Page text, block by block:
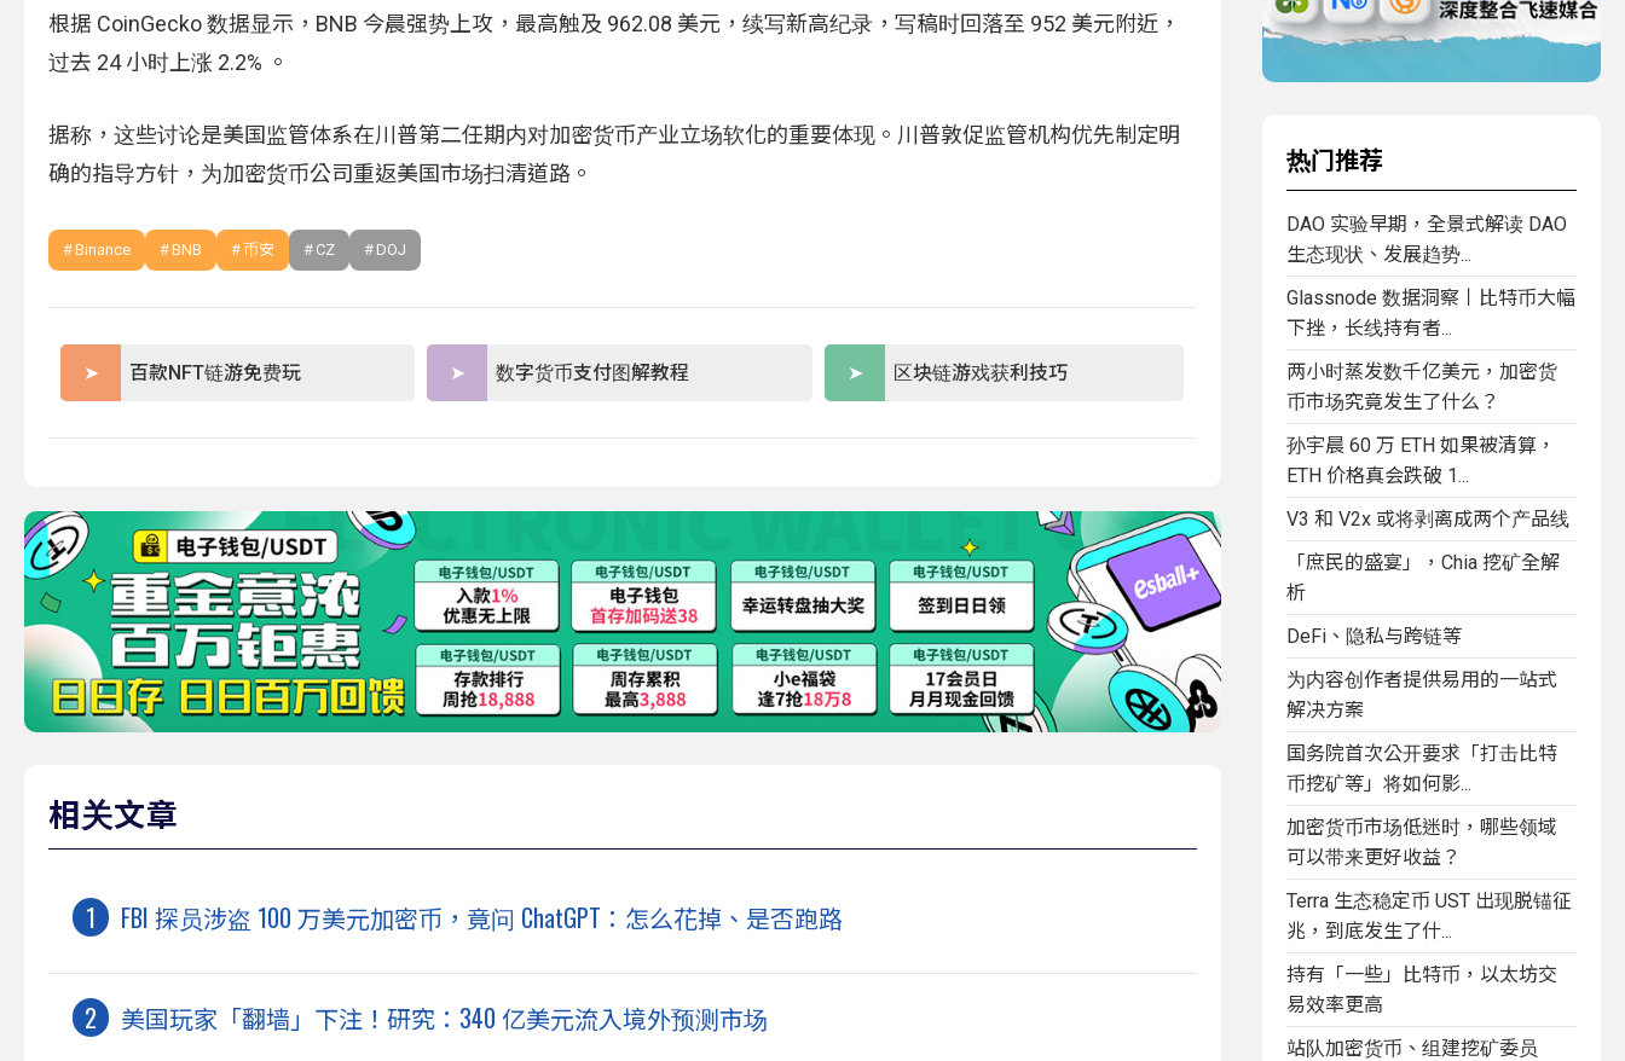
根据 CoinGecko 数据显示，BNB 今晨强势上攻，最高触及 962.08 美元，续写新高纪录，写稿时回落至 952 美元附近，
过去 24 小时上涨 2.2% 。
据称，这些讨论是美国监管体系在川普第二任期内对加密货币产业立场软化的重要体现。川普敦促监管机构优先制定明
确的指导方针，为加密货币公司重返美国市场扫清道路。
Binance BNB 币安 CZ DOJ
百款NFT链游免费玩 数字货币支付图解教程 区块链游戏获利技巧
相关文章
FBI 探员涉盗 100 万美元加密币，竟问 ChatGPT：怎么花掉、是否跑路
美国玩家「翻墙」下注！研究：340 亿美元流入境外预测市场
热门推荐
DAO 实验早期，全景式解读 DAO
生态现状、发展趋势...
Glassnode 数据洞察丨比特币大幅
下挫，长线持有者...
两小时蒸发数千亿美元，加密货
币市场究竟发生了什么？
孙宇晨 60 万 ETH 如果被清算，
ETH 价格真会跌破 1...
V3 和 V2x 或将剥离成两个产品线
「庶民的盛宴」，Chia 挖矿全解
析
DeFi、隐私与跨链等
为内容创作者提供易用的一站式
解决方案
国务院首次公开要求「打击比特
币挖矿等」将如何影...
加密货币市场低迷时，哪些领域
可以带来更好收益？
Terra 生态稳定币 UST 出现脱锚征
兆，到底发生了什...
持有「一些」比特币，以太坊交
易效率更高
站队加密货币、组建挖矿委员